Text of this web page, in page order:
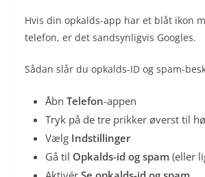
Hvis din opkalds-app har et blåt ikon
telefon, er det sandsynligvis Googles.
Sådan slår du opkalds-ID og spam-
Åbn Telefon-appen
Tryk på de tre prikker øverst til
Vælg Indstillinger
Gå til Opkalds-id og spam (eller